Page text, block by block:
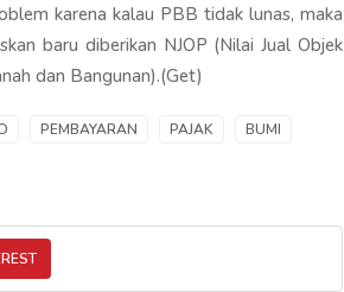
karena kalau PBB tidak lunas, maka
baru diberikan NJOP (Nilai Jual Objek
dan Bangunan).(Get)
PEMBAYARAN PAJAK
BUMI